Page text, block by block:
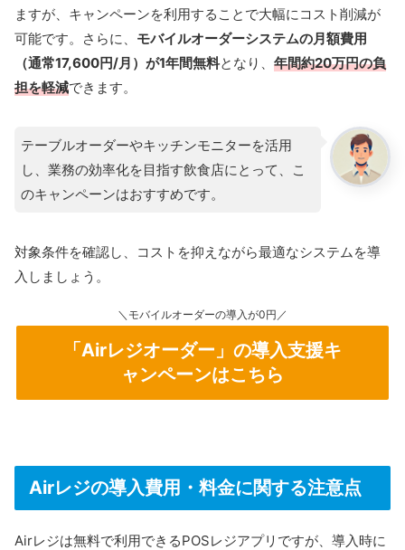
ますが、キャンペーンを利用することで大幅にコスト削減が
可能です。さらに、 モバイルオーダーシステムの月額費用
（通常17,600円/月）が1年間無料となり、 年間約20万円の負
担を軽減できます。
テーブルオーダーやキッチンモニターを活用
し、業務の効率化を目指す飲食店にとって、こ
のキャンペーンはおすすめです。
対象条件を確認し、コストを抑えながら最適なシステムを導
入しましょう。
＼モバイルオーダーの導入が0円／
「Airレジオーダー」の導入支援キ
ャンペーンはこちら
Airレジの導入費用・料金に関する注意点
Airレジは無料で利用できるPOSレジアプリですが、導入時に